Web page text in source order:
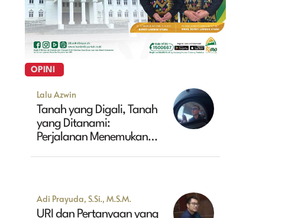
OPINI
Lalu Azwin
Tanah yang Digali, Tanah
yang Ditanami:
Perjalanan Menemukan
Adi Prayuda, S.Si., M.S.M.
URI dan Pertanyaan yang